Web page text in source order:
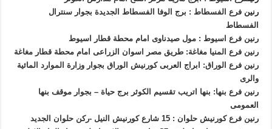
رنينفرع الفسطاط : برج الوفا الفسطاط الجديدة بجوار سنترال
الفسطاط
رنين فرع اسيوط : مول صيدناوى امام محطة قطار اسيوط
رنين فرع المنيا مغاغة: طريق مصر اسوان الزراعى امام محطة قطار مغاغة
رنين فرع الوراق: ابراج العربى كورنيش الوراق بجوار وزارة الموارد المائية
والرى
رنين فرع بنها: بنها اتريب تقسيم الكوثر برج حياة – بجوار موقف بنها
العمومى
رنين فرع كورنيش حلوان : 15 شارع كورنيش النيل -ركن حلوان الجديد